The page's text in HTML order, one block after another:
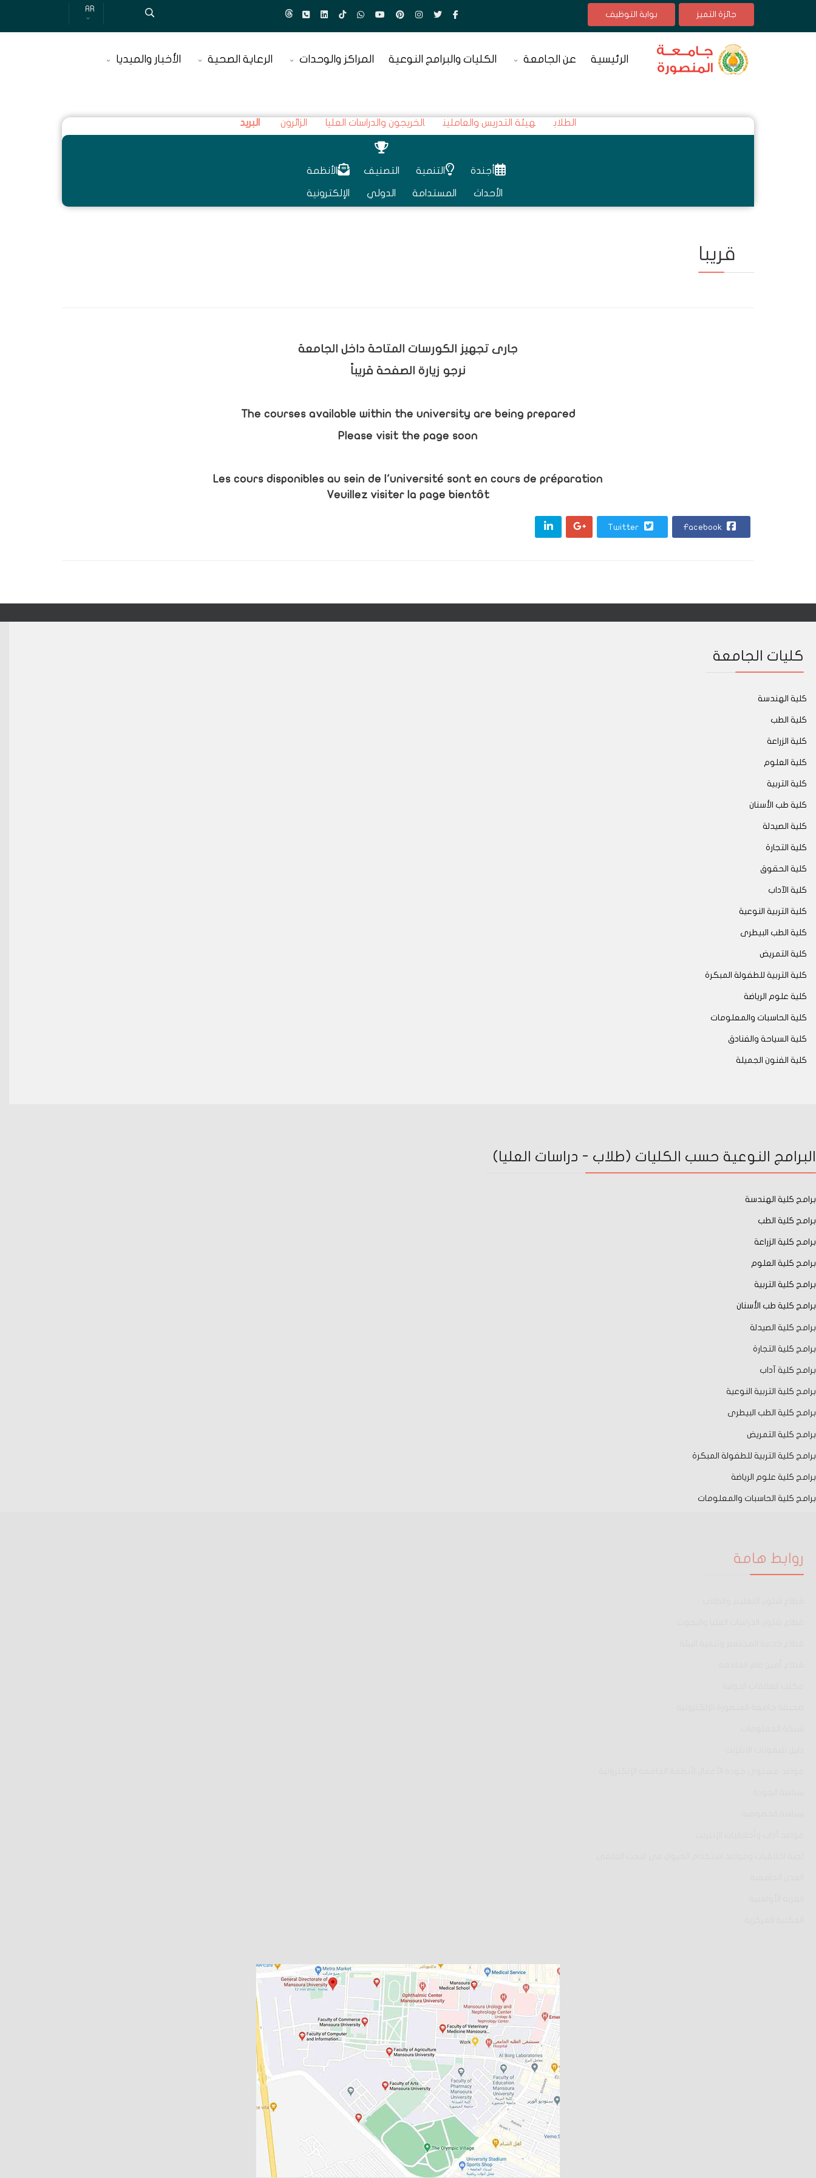
جائزة التميز بوابة التوظيف
AR
الرئيسية عن الجامعة الكليات والبرامج النوعية المراكز والوحدات الرعاية الصحية الأخبار والميديا
الطلاب هيئة التدريس والعاملين الخريجون والدراسات العليا الزائرون البريد
أجندة
الأحداث
التنمية
المستدامة
التصنيف
الدولي
الأنظمة
الإلكترونية
قريبا
جارى تجهيز الكورسات المتاحة داخل الجامعة
نرجو زيارة الصفحة قريباً
The courses available within the university are being prepared
Please visit the page soon
Les cours disponibles au sein de l'université sont en cours de préparation
Veuillez visiter la page bientôt
كليات الجامعة
كلية الهندسة
كلية الطب
كلية الزراعة
كلية العلوم
كلية التربية
كلية طب الأسنان
كلية الصيدلة
كلية التجارة
كلية الحقوق
كلية الآداب
كلية التربية النوعية
كلية الطب البيطرى
كلية التمريض
كلية التربية للطفولة المبكرة
كلية علوم الرياضة
كلية الحاسبات والمعلومات
كلية السياحة والفنادق
كلية الفنون الجميلة
البرامج النوعية حسب الكليات (طلاب - دراسات العليا)
برامج كلية الهندسة
برامج كلية الطب
برامج كلية الزراعة
برامج كلية العلوم
برامج كلية التربية
برامج كلية طب الأسنان
برامج كلية الصيدلة
برامج كلية التجارة
برامج كلية آداب
برامج كلية التربية النوعية
برامج كلية الطب البيطرى
برامج كلية التمريض
برامج كلية التربية للطفولة المبكرة
برامج كلية علوم الرياضة
برامج كلية الحاسبات والمعلومات
روابط هامة